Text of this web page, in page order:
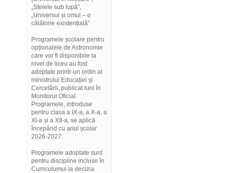
„Stelele sub lupă”,
„Universul și omul – o
călătorie existențială”
Programele școlare pentru
opționalele de Astronomie
care vor fi disponibile la
nivel de liceu au fost
adoptate printr-un ordin al
ministrului Educației și
Cercetării, publicat luni în
Monitorul Oficial.
Programele, introduse
pentru clasa a IX-a, a X-a, a
XI-a și a XII-a, se aplică
începând cu anul școlar
2026-2027.
Programele adoptate sunt
pentru discipline incluse în
Curriculumul la decizia